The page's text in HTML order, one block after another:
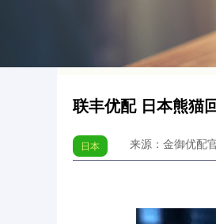
联丰优配 日本熊猫
日本 来源：金御优配